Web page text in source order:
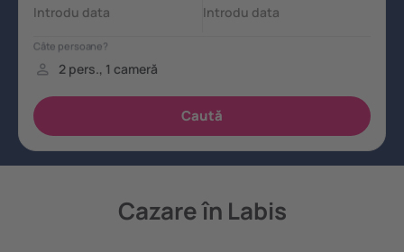
Cazare în Labis